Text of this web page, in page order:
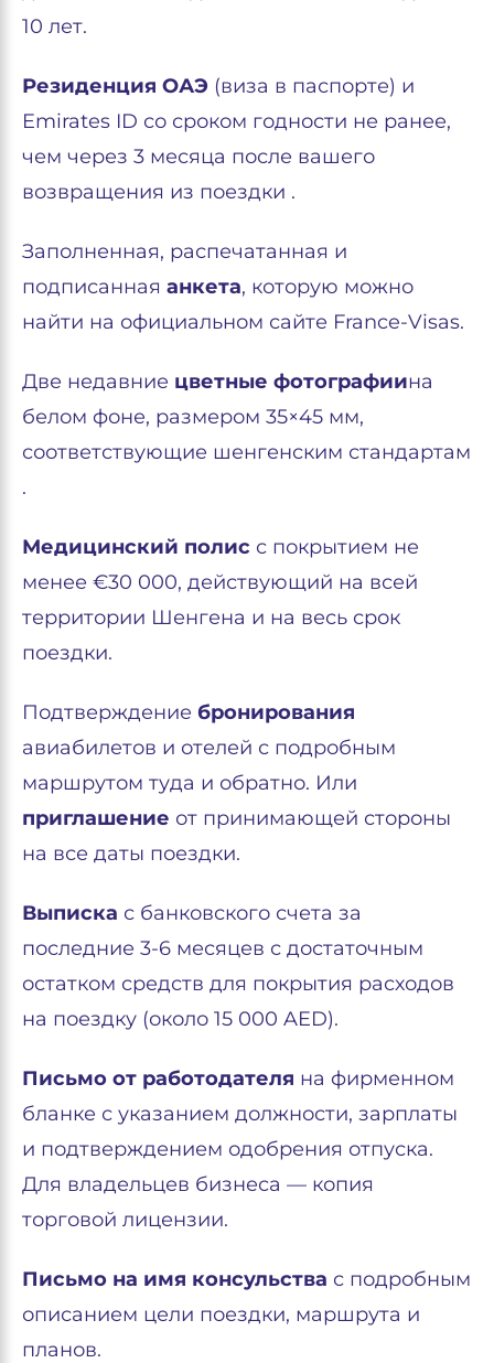
10 лет.
Резиденция ОАЭ (виза в паспорте) и
Emirates ID со сроком годности не ранее,
чем через 3 месяца после вашего
возвращения из поездки .
Заполненная, распечатанная и
подписанная анкета, которую можно
найти на официальном сайте France-Visas.
Две недавние цветные фотографиина
белом фоне, размером 35×45 мм,
соответствующие шенгенским стандартам
.
Медицинский полис с покрытием не
менее €30 000, действующий на всей
территории Шенгена и на весь срок
поездки.
Подтверждение бронирования
авиабилетов и отелей с подробным
маршрутом туда и обратно. Или
приглашение от принимающей стороны
на все даты поездки.
Выписка с банковского счета за
последние 3-6 месяцев с достаточным
остатком средств для покрытия расходов
на поездку (около 15 000 AED).
Письмо от работодателя на фирменном
бланке с указанием должности, зарплаты
и подтверждением одобрения отпуска.
Для владельцев бизнеса — копия
торговой лицензии.
Письмо на имя консульства с подробным
описанием цели поездки, маршрута и
планов.